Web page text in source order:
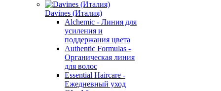
Davines (Италия)
Alchemic - Линия для
усиления и
поддержания цвета
Authentic Formulas -
Органическая линия
для волос
Essential Haircare -
Eжедневный уход